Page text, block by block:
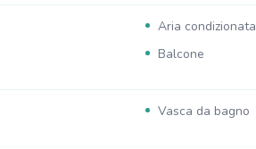
Aria condizionata
Balcone
Vasca da bagno